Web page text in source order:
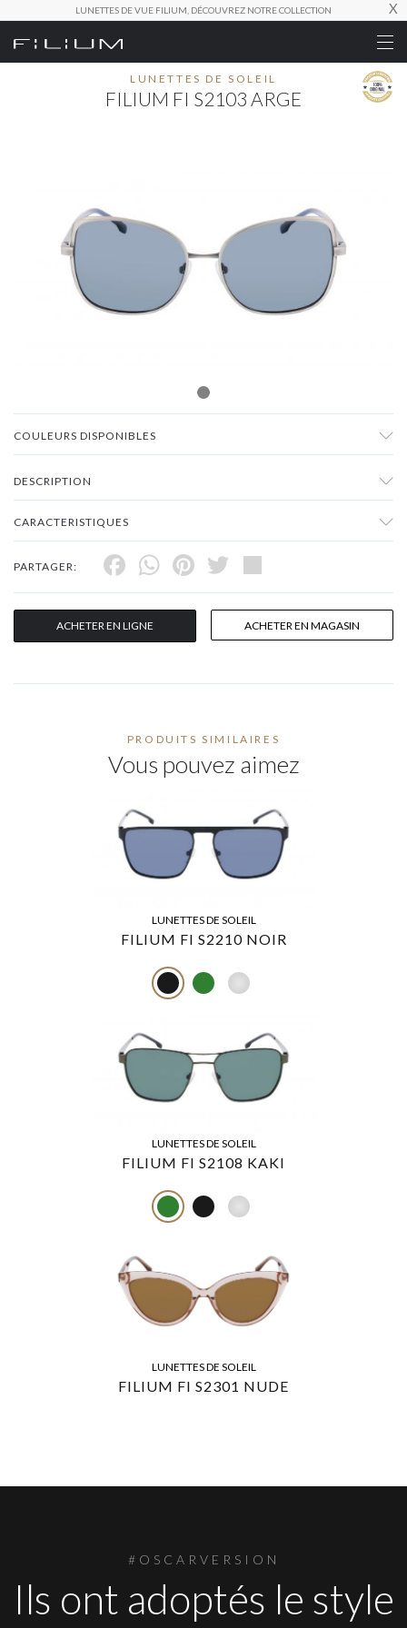
LUNETTES DE VUE FILIUM, DÉCOUVREZ NOTRE COLLECTION X
LUNETTES DE SOLEIL
FILIUM FI S2103 ARGE
COULEURS DISPONIBLES
DESCRIPTION
CARACTERISTIQUES
PARTAGER: Facebook
WhatsApp
Pinterest
Twitter
ACHETER EN LIGNE ACHETER EN MAGASIN
PRODUITS SIMILAIRES
Vous pouvez aimez
LUNETTES DE SOLEIL
FILIUM FI S2210 NOIR
LUNETTES DE SOLEIL
FILIUM FI S2108 KAKI
LUNETTES DE SOLEIL
FILIUM FI S2301 NUDE
#OSCARVERSION
Ils ont adoptés le style